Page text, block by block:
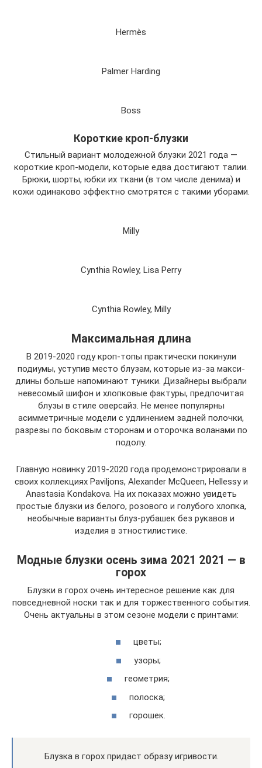
Hermès
Palmer Harding
Boss
Короткие кроп-блузки
Стильный вариант молодежной блузки 2021 года —
короткие кроп-модели, которые едва достигают талии.
Брюки, шорты, юбки их ткани (в том числе денима) и
кожи одинаково эффектно смотрятся с такими уборами.
Milly
Cynthia Rowley, Lisa Perry
Cynthia Rowley, Milly
Максимальная длина
В 2019-2020 году кроп-топы практически покинули
подиумы, уступив место блузам, которые из-за макси-
длины больше напоминают туники. Дизайнеры выбрали
невесомый шифон и хлопковые фактуры, предпочитая
блузы в стиле оверсайз. Не менее популярны
асимметричные модели с удлинением задней полочки,
разрезы по боковым сторонам и оторочка воланами по
подолу.
Главную новинку 2019-2020 года продемонстрировали в
своих коллекциях Paviljons, Alexander McQueen, Hellessy и
Anastasia Kondakova. На их показах можно увидеть
простые блузки из белого, розового и голубого хлопка,
необычные варианты блуз-рубашек без рукавов и
изделия в этностилистике.
Модные блузки осень зима 2021 2021 — в
горох
Блузки в горох очень интересное решение как для
повседневной носки так и для торжественного события.
Очень актуальны в этом сезоне модели с принтами:
цветы;
узоры;
геометрия;
полоска;
горошек.
Блузка в горох придаст образу игривости.